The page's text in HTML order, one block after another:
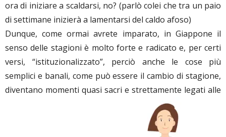
ora di iniziare a scaldarsi, no? (parlò colei che tra un paio
di settimane inizierà a lamentarsi del caldo afoso)
Dunque, come ormai avrete imparato, in Giappone il
senso delle stagioni è molto forte e radicato e, per certi
versi, “istituzionalizzato”, perciò anche le cose più
semplici e banali, come può essere il cambio di stagione,
diventano momenti quasi sacri e strettamente legati alle